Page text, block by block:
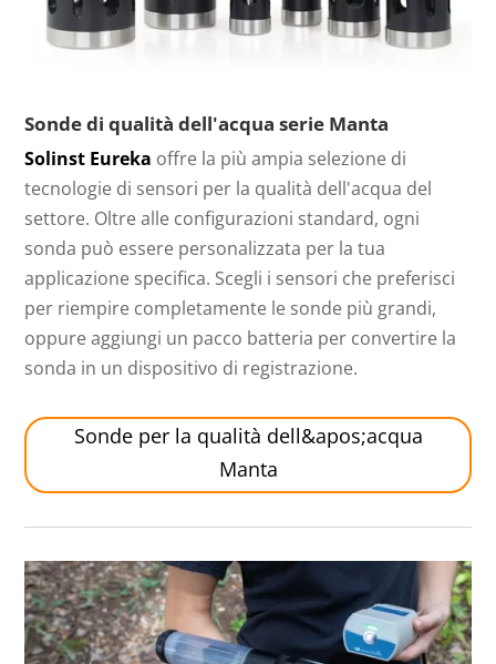
Sonde di qualità dell'acqua serie Manta
Solinst Eureka offre la più ampia selezione di
tecnologie di sensori per la qualità dell'acqua del
settore. Oltre alle configurazioni standard, ogni
sonda può essere personalizzata per la tua
applicazione specifica. Scegli i sensori che preferisci
per riempire completamente le sonde più grandi,
oppure aggiungi un pacco batteria per convertire la
sonda in un dispositivo di registrazione.
Sonde per la qualità dell&apos;acqua
Manta